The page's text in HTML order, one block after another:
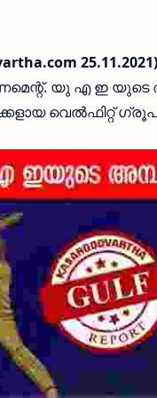
യു എ ഇ
വെൽഫിറ്റ്